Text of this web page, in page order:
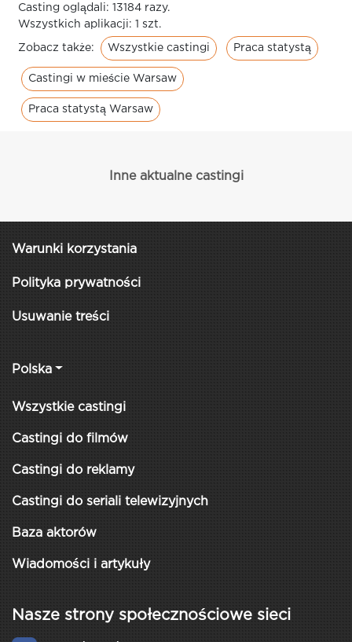
Casting oglądali: 13184 razy.
Wszystkich aplikacji: 1 szt.
Zobacz także: Wszystkie castingi Praca statystą
Castingi w mieście Warsaw
Praca statystą Warsaw
Inne aktualne castingi
Warunki korzystania
Polityka prywatności
Usuwanie treści
Polska
Wszystkie castingi
Castingi do filmów
Castingi do reklamy
Castingi do seriali telewizyjnych
Baza aktorów
Wiadomości i artykuły
Nasze strony społecznościowe sieci